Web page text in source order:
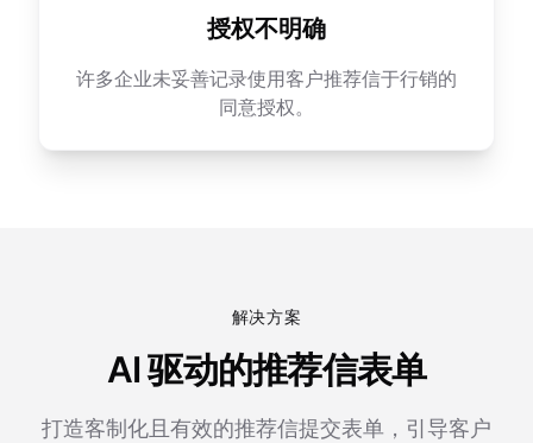
授权不明确
许多企业未妥善记录使用客户推荐信于行销的
同意授权。
解决方案
AI 驱动的推荐信表单
打造客制化且有效的推荐信提交表单，引导客户